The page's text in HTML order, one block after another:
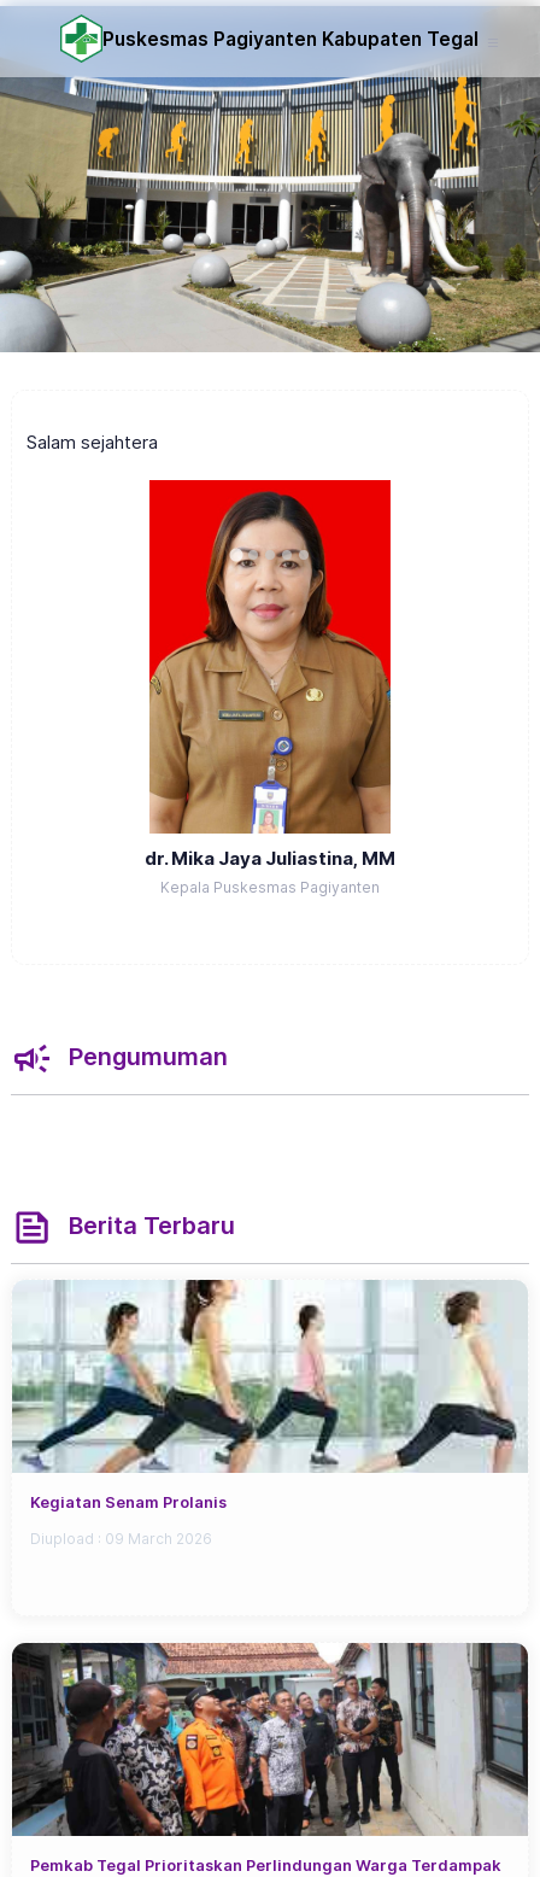
Puskesmas Pagiyanten Kabupaten Tegal
Salam sejahtera
dr. Mika Jaya Juliastina, MM
Kepala Puskesmas Pagiyanten
Pengumuman
Berita Terbaru
Kegiatan Senam Prolanis
Diupload : 09 March 2026
Pemkab Tegal Prioritaskan Perlindungan Warga Terdampak